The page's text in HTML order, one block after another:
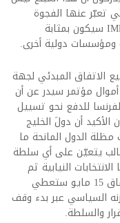
تعبّر عنها الفجوة
المالية الهائلة، بل ان إبرام الاتفاق مع الـ IMF سيكون بمثابة
ومؤسسات دولية أخرى.
الاتفاق المبدئي لجهة
مؤتمر سيدر عن أن
للدفع نحو تسييل
أن دولَ الخليج
الدول المانحة ما
يتعيّن على أي سلطة
النيابية ثم
الرئاسية، القيام بها، وإن كانت نتائج استحقاق 15 مايو ستعطي
السياسي عبر بدء وقف
والسلطة.